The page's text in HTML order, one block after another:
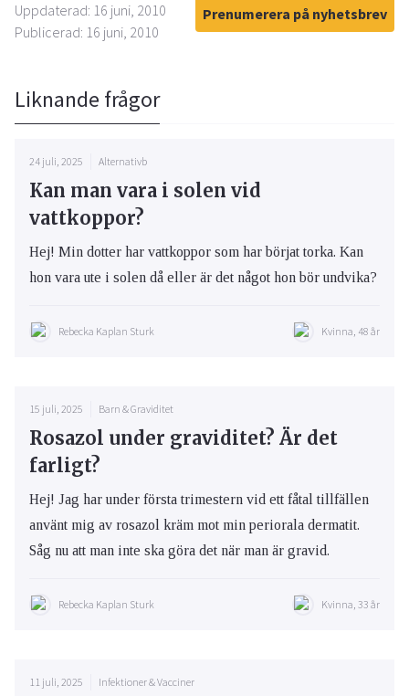
Uppdaterad: 16 juni, 2010
Publicerad: 16 juni, 2010
Prenumerera på nyhetsbrev
Liknande frågor
24 juli, 2025 Alternativb
Kan man vara i solen vid
vattkoppor?
Hej! Min dotter har vattkoppor som har börjat torka. Kan
hon vara ute i solen då eller är det något hon bör undvika?
Rebecka Kaplan Sturk Kvinna, 48 år
15 juli, 2025 Barn & Graviditet
Rosazol under graviditet? Är det
farligt?
Hej! Jag har under första trimestern vid ett fåtal tillfällen
använt mig av rosazol kräm mot min periorala dermatit.
Såg nu att man inte ska göra det när man är gravid.
Rebecka Kaplan Sturk Kvinna, 33 år
11 juli, 2025 Infektioner & Vacciner